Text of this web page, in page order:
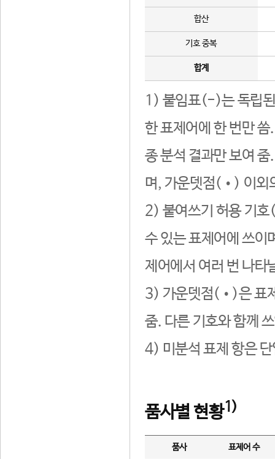
합산
기호 중복
합계
1) 붙임표(-)는 독립된
한 표제어에 한 번만
종 분석 결과만 보여
며, 가운뎃점(•) 이외
2) 붙여쓰기 허용 기호
수 있는 표제어에 쓰이
제어에서 여러 번 나타
3) 가운뎃점(•)은 표
줌. 다른 기호와 함께
4) 미분석 표제 항은
품사별 현황1)
품사 표제어 수